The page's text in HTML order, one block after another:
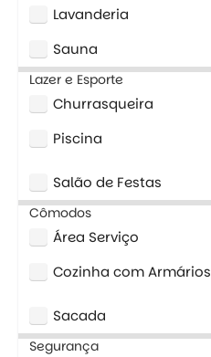
Lavanderia
Sauna
Lazer e Esporte
Churrasqueira
Piscina
Salão de Festas
Cômodos
Área Serviço
Cozinha com Armários
Sacada
Segurança